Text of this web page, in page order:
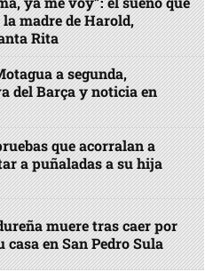
madre de Harold,
Rita
a segunda,
del Barça y noticia en
que acorralan a
a puñaladas a su hija
muere tras caer por
casa en San Pedro Sula